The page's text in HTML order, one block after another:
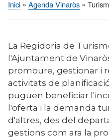
Fil
Inici Agenda Vinaròs
La Regidoria de
l'Ajuntament de
promoure, gestionar i
activitats de
puguen beneficiar
l'oferta i la demanda
d'altres, des del
gestions com ara la